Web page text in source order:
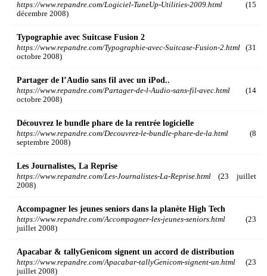
https://www.repandre.com/Logiciel-TuneUp-Utilities-2009.html (15
décembre 2008)
Typographie avec Suitcase Fusion 2
https://www.repandre.com/Typographie-avec-Suitcase-Fusion-2.html (31
octobre 2008)
Partager de l’Audio sans fil avec un iPod..
https://www.repandre.com/Partager-de-l-Audio-sans-fil-avec.html (14
octobre 2008)
Découvrez le bundle phare de la rentrée logicielle
https://www.repandre.com/Decouvrez-le-bundle-phare-de-la.html (8
septembre 2008)
Les Journalistes, La Reprise
https://www.repandre.com/Les-Journalistes-La-Reprise.html (23 juillet
2008)
Accompagner les jeunes seniors dans la planète High Tech
https://www.repandre.com/Accompagner-les-jeunes-seniors.html (23
juillet 2008)
Apacabar & tallyGenicom signent un accord de distribution
https://www.repandre.com/Apacabar-tallyGenicom-signent-un.html (23
juillet 2008)